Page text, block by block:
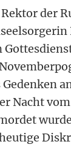
der
Nacht